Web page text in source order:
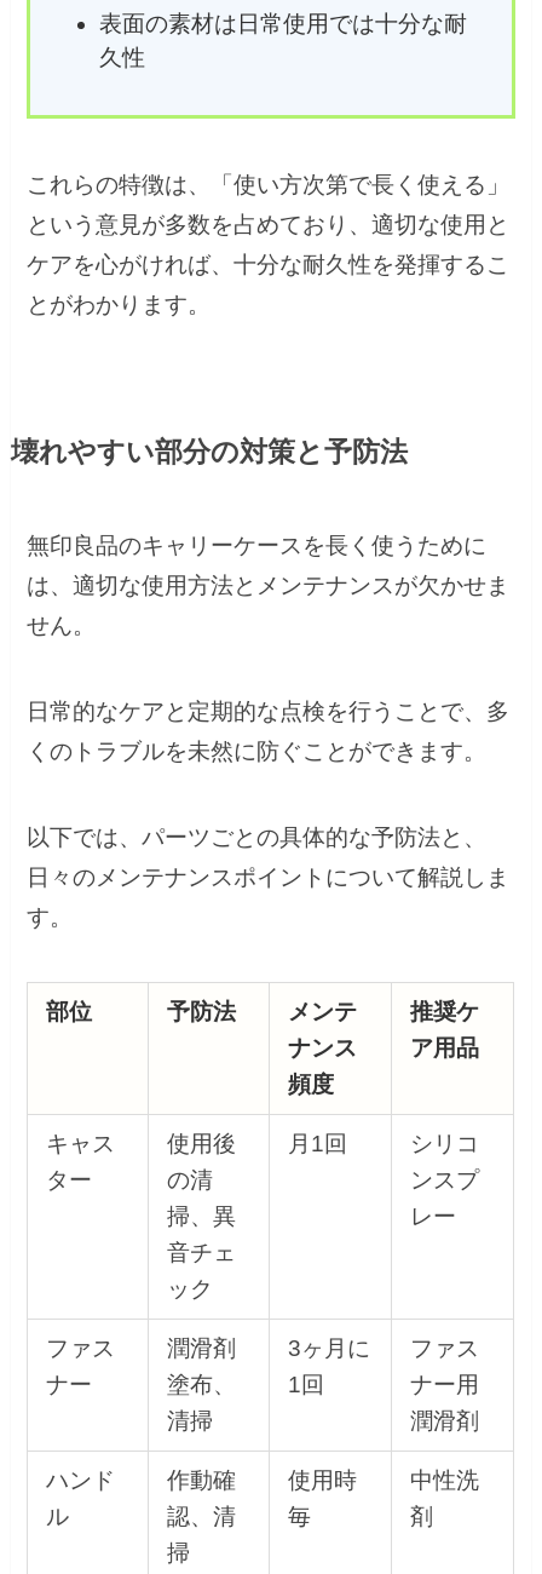
表面の素材は日常使用では十分な耐
久性
これらの特徴は、「使い方次第で長く使える」
という意見が多数を占めており、適切な使用と
ケアを心がければ、十分な耐久性を発揮するこ
とがわかります。
壊れやすい部分の対策と予防法
無印良品のキャリーケースを長く使うために
は、適切な使用方法とメンテナンスが欠かせま
せん。
日常的なケアと定期的な点検を行うことで、多
くのトラブルを未然に防ぐことができます。
以下では、パーツごとの具体的な予防法と、
日々のメンテナンスポイントについて解説しま
す。
部位 予防法
メンテ
ナンス
頻度
推奨ケ
ア用品
キャス
ター
使用後
の清
掃、異
音チェ
ック
月1回
シリコ
ンスプ
レー
ファス
ナー
潤滑剤
塗布、
清掃
3ヶ月に
1回
ファス
ナー用
潤滑剤
ハンド
ル
作動確
認、清
掃
使用時
毎
中性洗
剤